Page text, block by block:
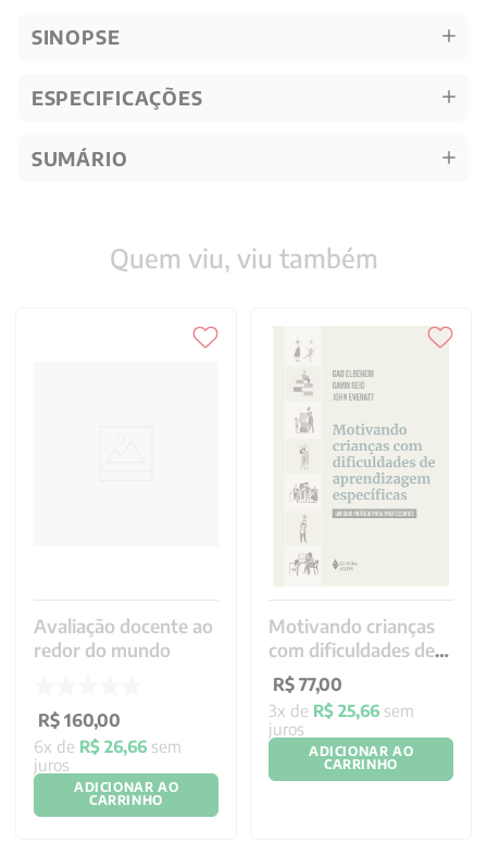
SINOPSE
ESPECIFICAÇÕES
SUMÁRIO
Quem viu, viu também
Avaliação docente ao
redor do mundo
R$ 160,00
6x de R$ 26,66 sem
juros
ADICIONAR AO
CARRINHO
Motivando crianças
com dificuldades de
aprendizagem
específicas
R$ 77,00
3x de R$ 25,66 sem
juros
ADICIONAR AO
CARRINHO